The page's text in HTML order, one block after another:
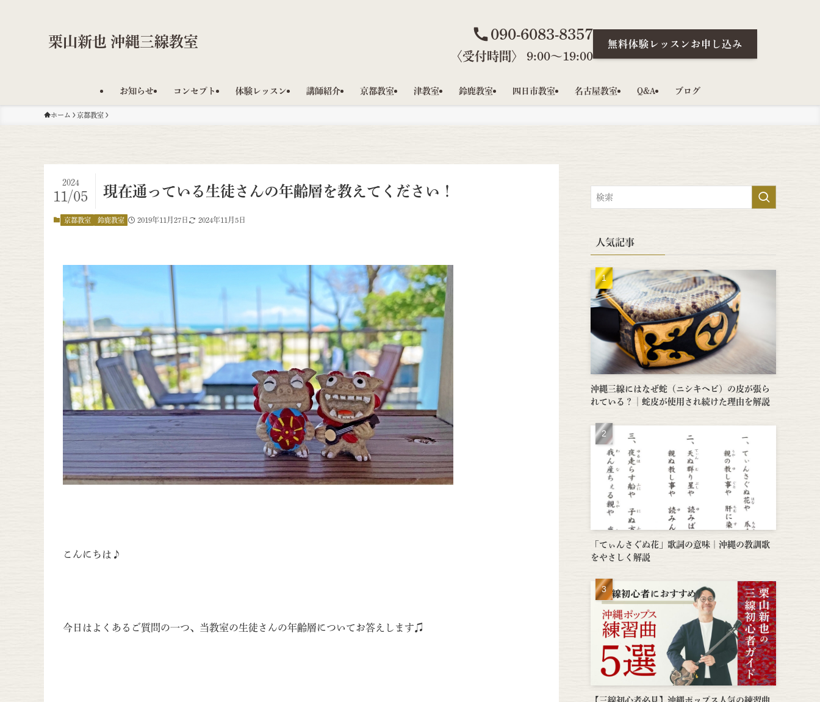
栗山新也 沖縄三線教室
お知らせ コンセプト 体験レッスン 講師紹介 京都教室 津教室 鈴鹿教室 四日市教室 名古屋教室 Q&A ブログ
090-6083-8357
〈受付時間〉 9:00〜19:00
無料体験レッスンお申し込み
ホーム 京都教室
現在通っている生徒さんの年齢層を教えてください！
2024
11/05
京都教室 鈴鹿教室 2019年11月27日 2024年11月5日
こんにちは♪
今日はよくあるご質問の一つ、当教室の生徒さんの年齢層についてお答えします♫
人気記事
沖縄三線にはなぜ蛇（ニシキヘビ）の皮が張ら
れている？│蛇皮が使用され続けた理由を解説
「てぃんさぐぬ花」歌詞の意味｜沖縄の教訓歌
をやさしく解説
【三線初心者必見】沖縄ポップス人気の練習曲